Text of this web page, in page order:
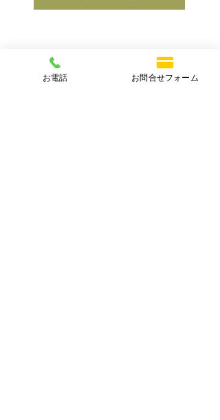
お電話 お問合せフォーム